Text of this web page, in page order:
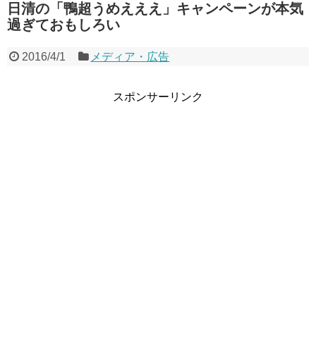
日清の「鴨超うめえええ」キャンペーンが本気
過ぎておもしろい
2016/4/1 メディア・広告
スポンサーリンク